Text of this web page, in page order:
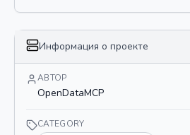
Информация о проекте
АВТОР
OpenDataMCP
CATEGORY